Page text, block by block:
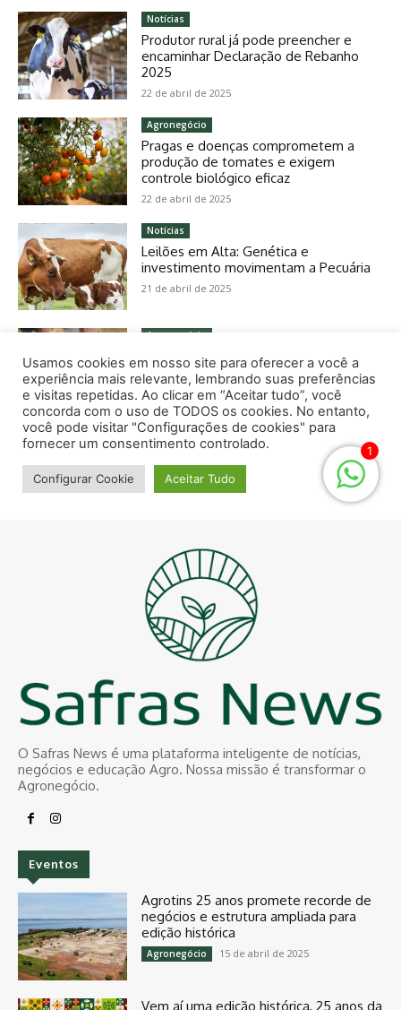
O Safras News é uma plataforma inteligente de notícias,
negócios e educação Agro. Nossa missão é transformar o
Agronegócio.
Eventos
Agrotins 25 anos promete recorde de
negócios e estrutura ampliada para
edição histórica
Agronegócio 15 de abril de 2025
Vem aí uma edição histórica, 25 anos da